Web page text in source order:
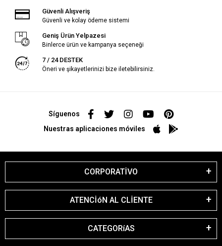
Güvenli Alışveriş
Güvenli ve kolay ödeme sistemi
Geniş Ürün Yelpazesi
Binlerce ürün ve kampanya seçeneği
7 / 24 DESTEK
Öneri ve şikayetlerinizi bize iletebilirsiniz.
Síguenos
Nuestras aplicaciones móviles
CORPORATİVO
ATENCİóN AL CLİENTE
CATEGORíAS